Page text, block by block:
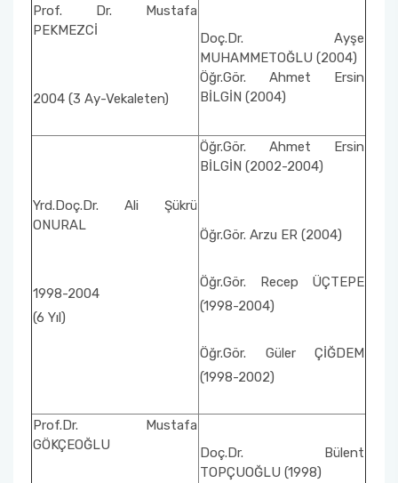
Prof. Dr. Mustafa
PEKMEZCİ
2004 (3 Ay-Vekaleten)
Doç.Dr. Ayşe
MUHAMMETOĞLU (2004)
Öğr.Gör. Ahmet Ersin
BİLGİN (2004)
Yrd.Doç.Dr. Ali Şükrü
ONURAL
1998-2004
(6 Yıl)
Öğr.Gör. Ahmet Ersin
BİLGİN (2002-2004)
Öğr.Gör. Arzu ER (2004)
Öğr.Gör. Recep ÜÇTEPE
(1998-2004)
Öğr.Gör. Güler ÇİĞDEM
(1998-2002)
Prof.Dr. Mustafa
GÖKÇEOĞLU
Doç.Dr. Bülent
TOPÇUOĞLU (1998)